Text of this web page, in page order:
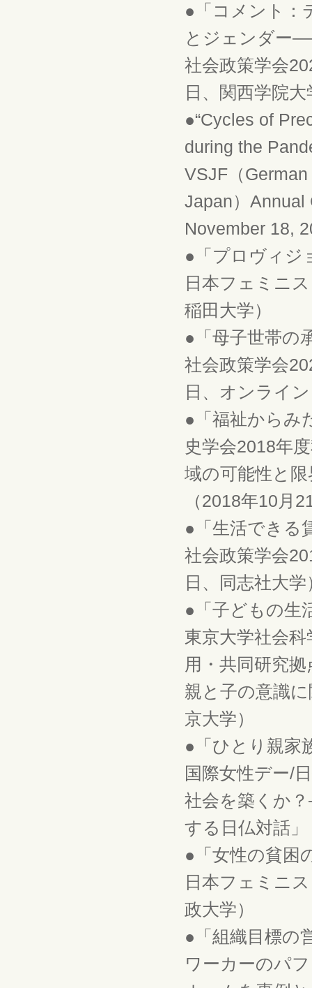
●「コメント：
とジェンダー
社会政策学会
日、関西学院大
●“Cycles of
during the
VSJF（
Japan）Annual
November 18,
●「プロヴィジ
日本フェミニ
稲田大学）
●「母子世帯の
社会政策学会
日、オンライ
●「福祉からみ
史学会2018年
域の可能性と
（2018年10月
●「生活できる
社会政策学会
日、同志社大学
●「子どもの生
東京大学社会
用・共同研究
親と子の意識
京大学）
●「ひとり親家
国際女性デー/
社会を築くか
する日仏対話
●「女性の貧困
日本フェミニ
政大学）
●「組織目標の
ワーカーのパ